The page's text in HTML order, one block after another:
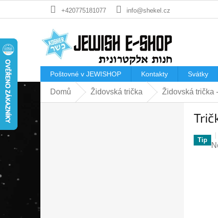
+420775181077 info@shekel.cz
Poštovné v JEWISHOP Kontakty Svátky
Domů Židovská trička Židovská trička
Tip